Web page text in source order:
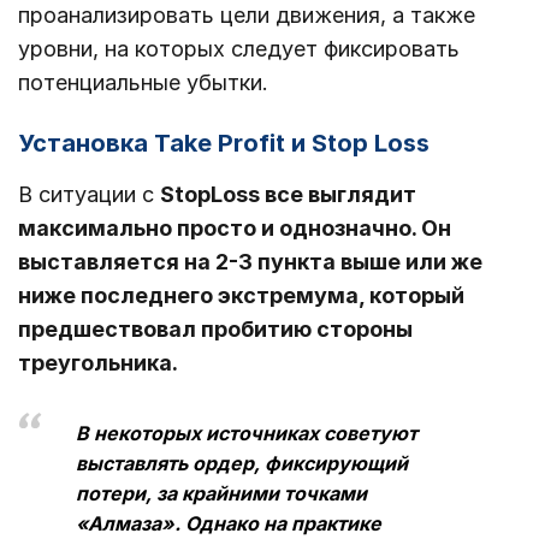
проанализировать цели движения, а также
уровни, на которых следует фиксировать
потенциальные убытки.
Установка Take Profit и Stop Loss
В ситуации с StopLoss все выглядит
максимально просто и однозначно. Он
выставляется на 2-3 пункта выше или же
ниже последнего экстремума, который
предшествовал пробитию стороны
треугольника.
В некоторых источниках советуют
выставлять ордер, фиксирующий
потери, за крайними точками
«Алмаза». Однако на практике